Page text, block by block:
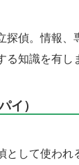
探偵。情報
る知識を有し
イ）
として使わ